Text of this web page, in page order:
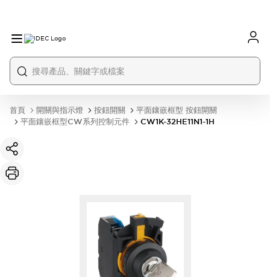
首頁 開關與指示燈 按鈕開關
平面鑲嵌框型 按鈕開關
平面鑲嵌框型CW系列控制元件
CW1K-32HE11N1-1H